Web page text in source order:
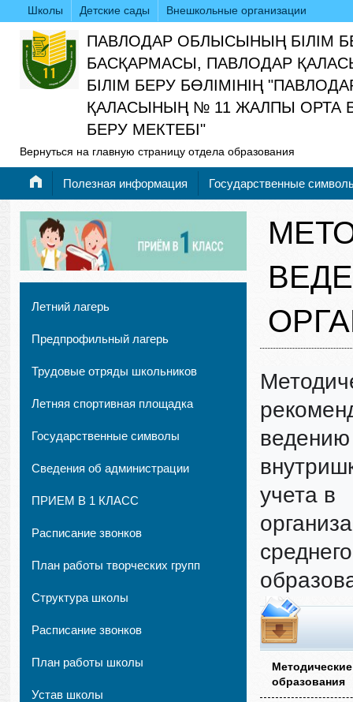
Школы Детские сады Внешкольные организации
ПАВЛОДАР ОБЛЫСЫНЫҢ БІЛІМ
БАСҚАРМАСЫ, ПАВЛОДАР
БІЛІМ БЕРУ БӨЛІМІНІҢ
ҚАЛАСЫНЫҢ № 11 ЖАЛПЫ ОРТА
БЕРУ МЕКТЕБІ"
Вернуться на главную страницу отдела образования
Полезная информация Государственные
Летний лагерь
Предпрофильный лагерь
Трудовые отряды школьников
Летняя спортивная площадка
Государственные символы
Сведения об администрации
ПРИЕМ В 1 КЛАСС
Расписание звонков
План работы творческих групп
Структура школы
Расписание звонков
План работы школы
Устав школы
ведению
учета в
среднего
образования